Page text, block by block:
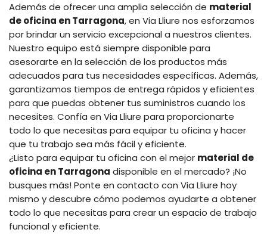
Además de ofrecer una amplia selección de material
de oficina en Tarragona, en Via Lliure nos esforzamos
por brindar un servicio excepcional a nuestros clientes.
Nuestro equipo está siempre disponible para
asesorarte en la selección de los productos más
adecuados para tus necesidades específicas. Además,
garantizamos tiempos de entrega rápidos y eficientes
para que puedas obtener tus suministros cuando los
necesites. Confía en Via Lliure para proporcionarte
todo lo que necesitas para equipar tu oficina y hacer
que tu trabajo sea más fácil y eficiente.
¿Listo para equipar tu oficina con el mejor material de
oficina en Tarragona disponible en el mercado? ¡No
busques más! Ponte en contacto con Via Lliure hoy
mismo y descubre cómo podemos ayudarte a obtener
todo lo que necesitas para crear un espacio de trabajo
funcional y eficiente.